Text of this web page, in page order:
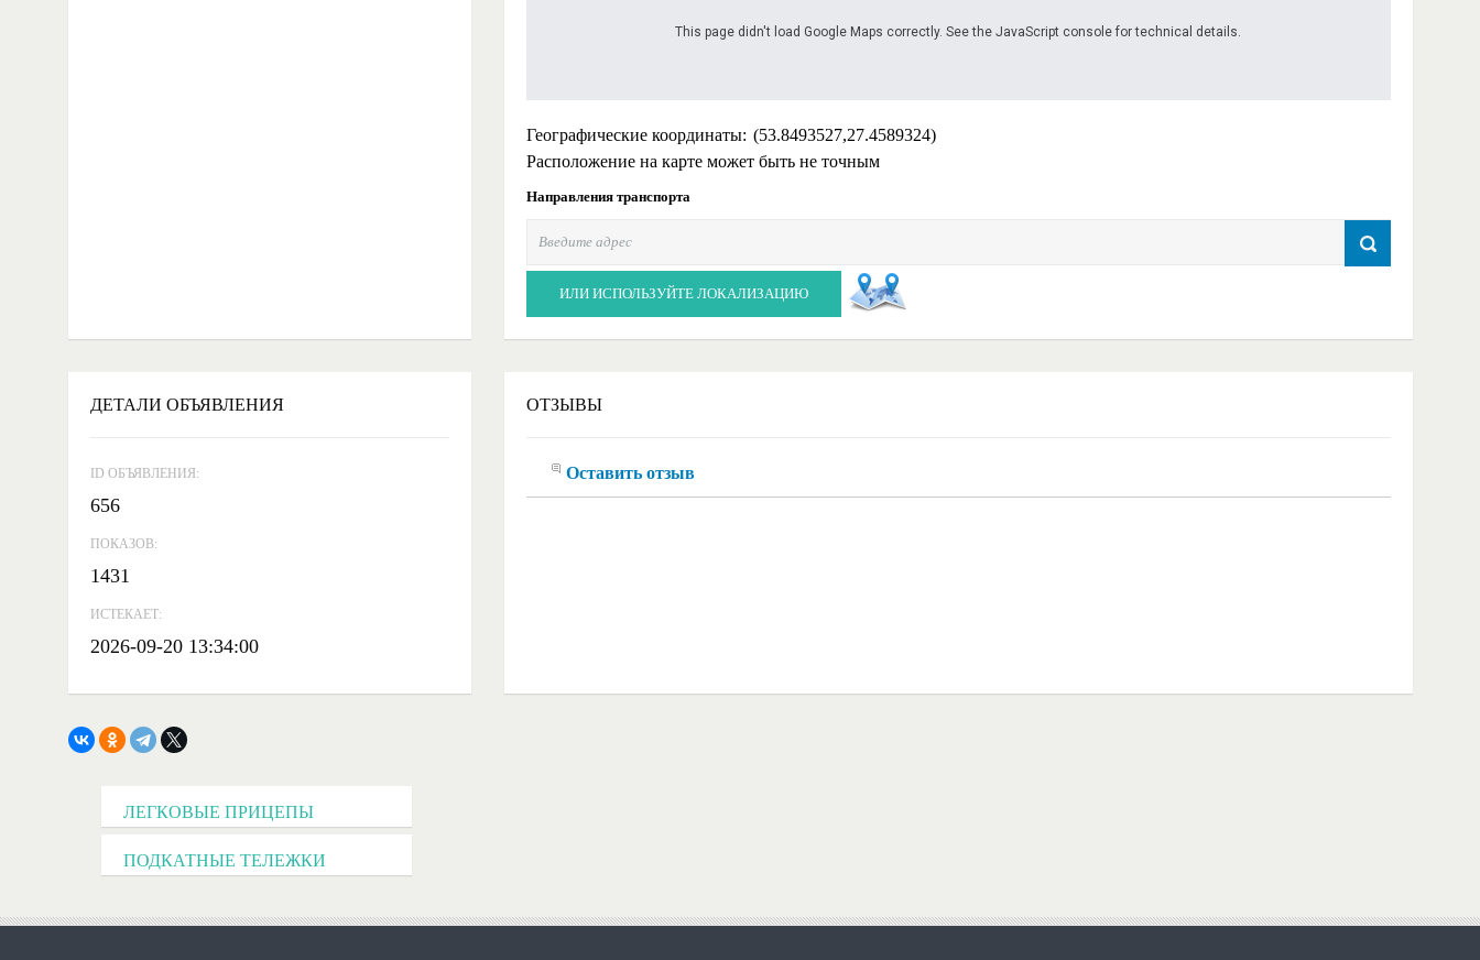
This page didn't load Google Maps correctly. See the JavaScript console for technical details.
Географические координаты: (53.8493527,27.4589324)
Расположение на карте может быть не точным
Направления транспорта
ИЛИ ИСПОЛЬЗУЙТЕ ЛОКАЛИЗАЦИЮ
ДЕТАЛИ ОБЪЯВЛЕНИЯ
ID ОБЪЯВЛЕНИЯ:
656
ПОКАЗОВ:
1431
ИСТЕКАЕТ:
2026-09-20 13:34:00
ОТЗЫВЫ
Оставить отзыв
ЛЕГКОВЫЕ ПРИЦЕПЫ
ПОДКАТНЫЕ ТЕЛЕЖКИ